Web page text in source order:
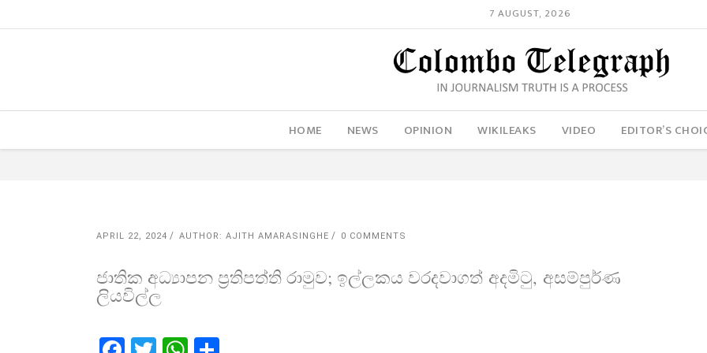
7 AUGUST, 2026
HOME NEWS OPINION WIKILEAKS VIDEO EDITOR’S
APRIL 22, 2024 AUTHOR: AJITH AMARASINGHE 0 COMMENTS
ජාතික අධ්‍යාපන ප්‍රතිපත්ති රාමුව; ඉල්ලකය වරදවාගත් අදමිටු, අසම්පුර්ණ
ලියවිල්ල